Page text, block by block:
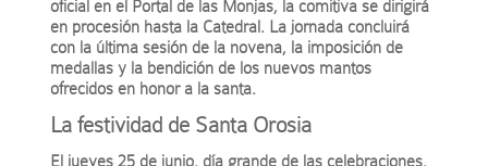
oficial en el Portal de las Monjas, la comitiva se dirigirá
en procesión hasta la Catedral. La jornada concluirá
con la última sesión de la novena, la imposición de
medallas y la bendición de los nuevos mantos
ofrecidos en honor a la santa.
La festividad de Santa Orosia
El jueves 25 de junio, día grande de las celebraciones,